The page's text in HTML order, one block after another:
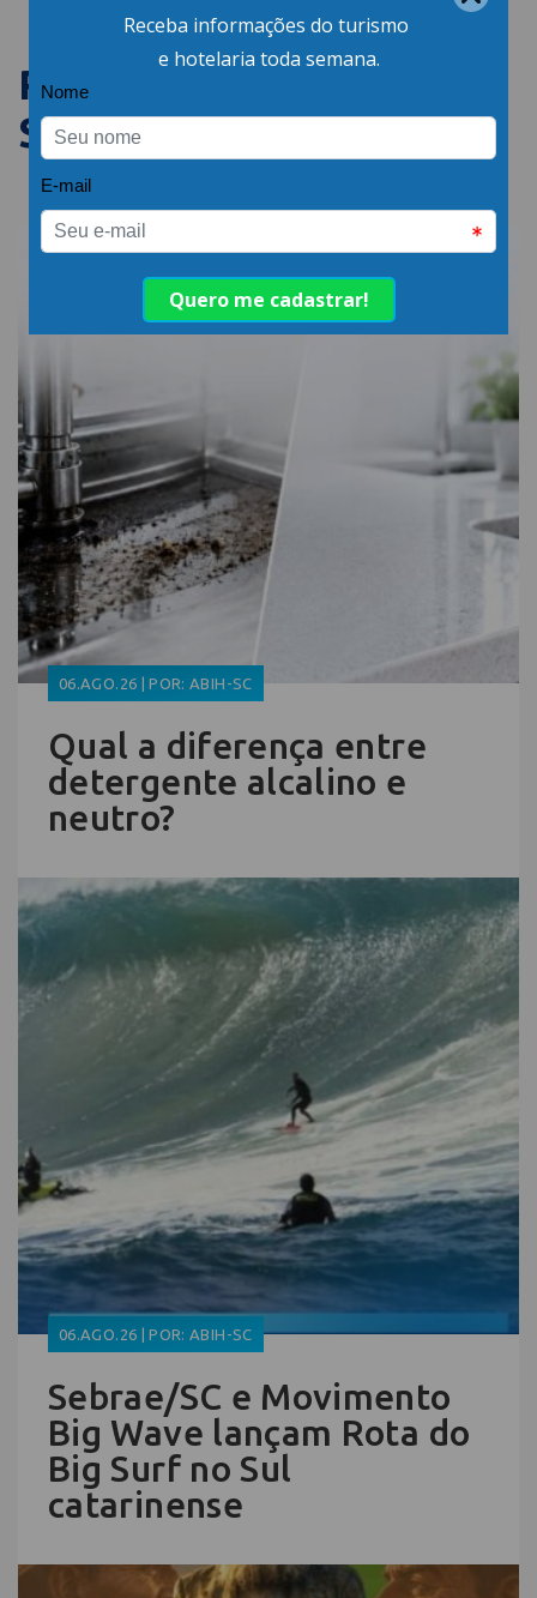
PUBLICAÇÕES
SEMELHANTES
06.AGO.26 | POR: ABIH-SC
Qual a diferença entre
detergente alcalino e
neutro?
06.AGO.26 | POR: ABIH-SC
Sebrae/SC e Movimento
Big Wave lançam Rota do
Big Surf no Sul
catarinense